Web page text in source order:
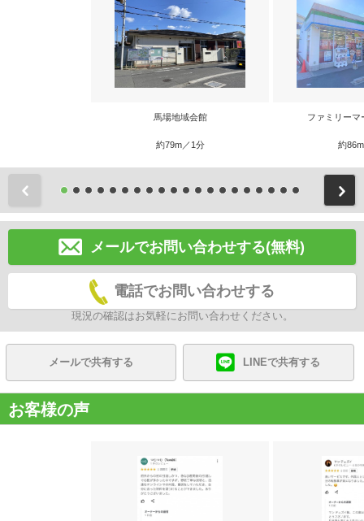
馬場地域会館
約79m／1分
ファミリーマ
約
メールでお問い合わせする(無料)
電話でお問い合わせする
現況の確認はお気軽にお問い合わせください。
メールで共有する LINEで共有する
お客様の声